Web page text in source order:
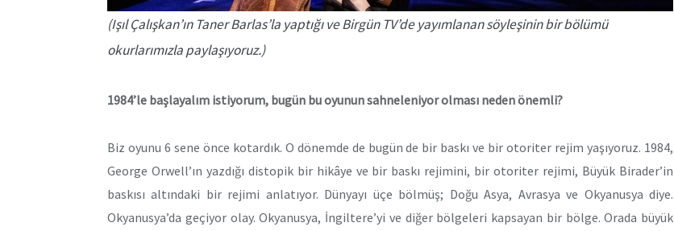
(Işıl Çalışkan’ın Taner Barlas’la yaptığı ve Birgün TV’de yayımlanan söyleşinin bir bölümü
okurlarımızla paylaşıyoruz.)
1984’le başlayalım istiyorum, bugün bu oyunun sahneleniyor olması neden önemli?
Biz oyunu 6 sene önce kotardık. O dönemde de bugün de bir baskı ve bir otoriter rejim yaşıyoruz. 1984,
George Orwell’ın yazdığı distopik bir hikâye ve bir baskı rejimini, bir otoriter rejimi, Büyük Birader’in
baskısı altındaki bir rejimi anlatıyor. Dünyayı üçe bölmüş; Doğu Asya, Avrasya ve Okyanusya diye.
Okyanusya’da geçiyor olay. Okyanusya, İngiltere’yi ve diğer bölgeleri kapsayan bir bölge. Orada büyük